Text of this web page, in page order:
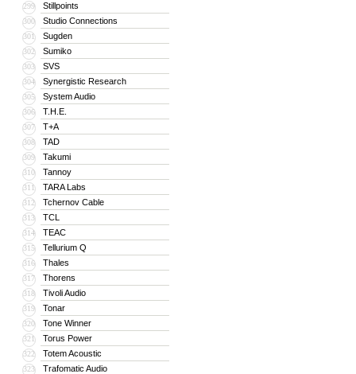
299 Stillpoints
300 Studio Connections
301 Sugden
302 Sumiko
303 SVS
304 Synergistic Research
305 System Audio
306 T.H.E.
307 T+A
308 TAD
309 Takumi
310 Tannoy
311 TARA Labs
312 Tchernov Cable
313 TCL
314 TEAC
315 Tellurium Q
316 Thales
317 Thorens
318 Tivoli Audio
319 Tonar
320 Tone Winner
321 Torus Power
322 Totem Acoustic
323 Trafomatic Audio